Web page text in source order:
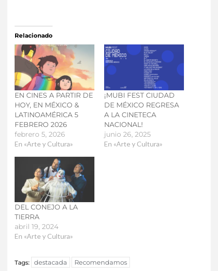
Relacionado
EN CINES A PARTIR DE
HOY, EN MÉXICO &
LATINOAMÉRICA 5
FEBRERO 2026
febrero 5, 2026
En «Arte y Cultura»
¡MUBI FEST CIUDAD
DE MÉXICO REGRESA
A LA CINETECA
NACIONAL!
junio 26, 2025
En «Arte y Cultura»
DEL CONEJO A LA
TIERRA
abril 19, 2024
En «Arte y Cultura»
Tags: destacada Recomendamos